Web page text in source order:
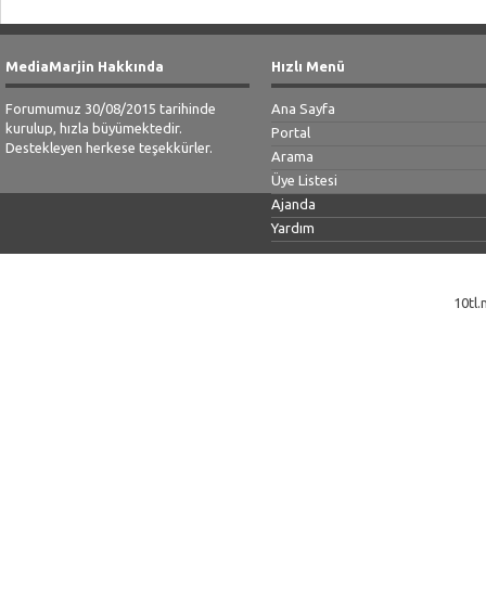
MediaMarjin Hakkında
Forumumuz 30/08/2015 tarihinde
kurulup, hızla büyümektedir.
Destekleyen herkese teşekkürler.
Hızlı Menü
Ana Sayfa
Portal
Arama
Üye Listesi
Ajanda
Yardım